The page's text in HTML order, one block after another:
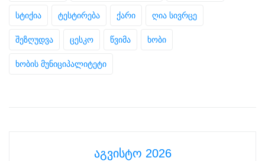
სტიქია ტესტირება ქარი ღია სივრცე
შეზღუდვა ცესკო წვიმა ხობი
ხობის მუნიციპალიტეტი
აგვისტო 2026